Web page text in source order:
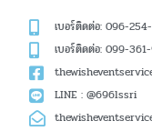
เบอร์ติดต่อ: 096-
เบอร์ติดต่อ: 099-
LINE : @696lssri